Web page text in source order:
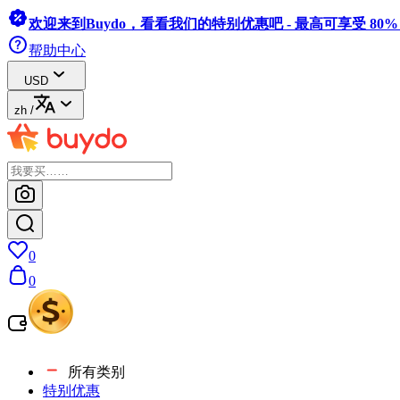
欢迎来到Buydo，看看我们的特别优惠吧 - 最高可享受 80%
帮助中心
USD
zh /
0
0
所有类别
特别优惠